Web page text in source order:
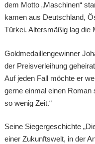
dem Motto „Maschinen“
kamen aus Deutschland,
Türkei. Altersmäßig lag die
Goldmedaillengewinner
der Preisverleihung
Auf jeden Fall möchte er
gerne einmal einen Roman
so wenig Zeit.“
Seine Siegergeschichte
einer Zukunftswelt, in der